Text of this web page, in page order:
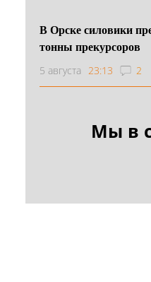
В Орске силовики
тонны прекурсоров
5 августа 23:13 2
Мы в